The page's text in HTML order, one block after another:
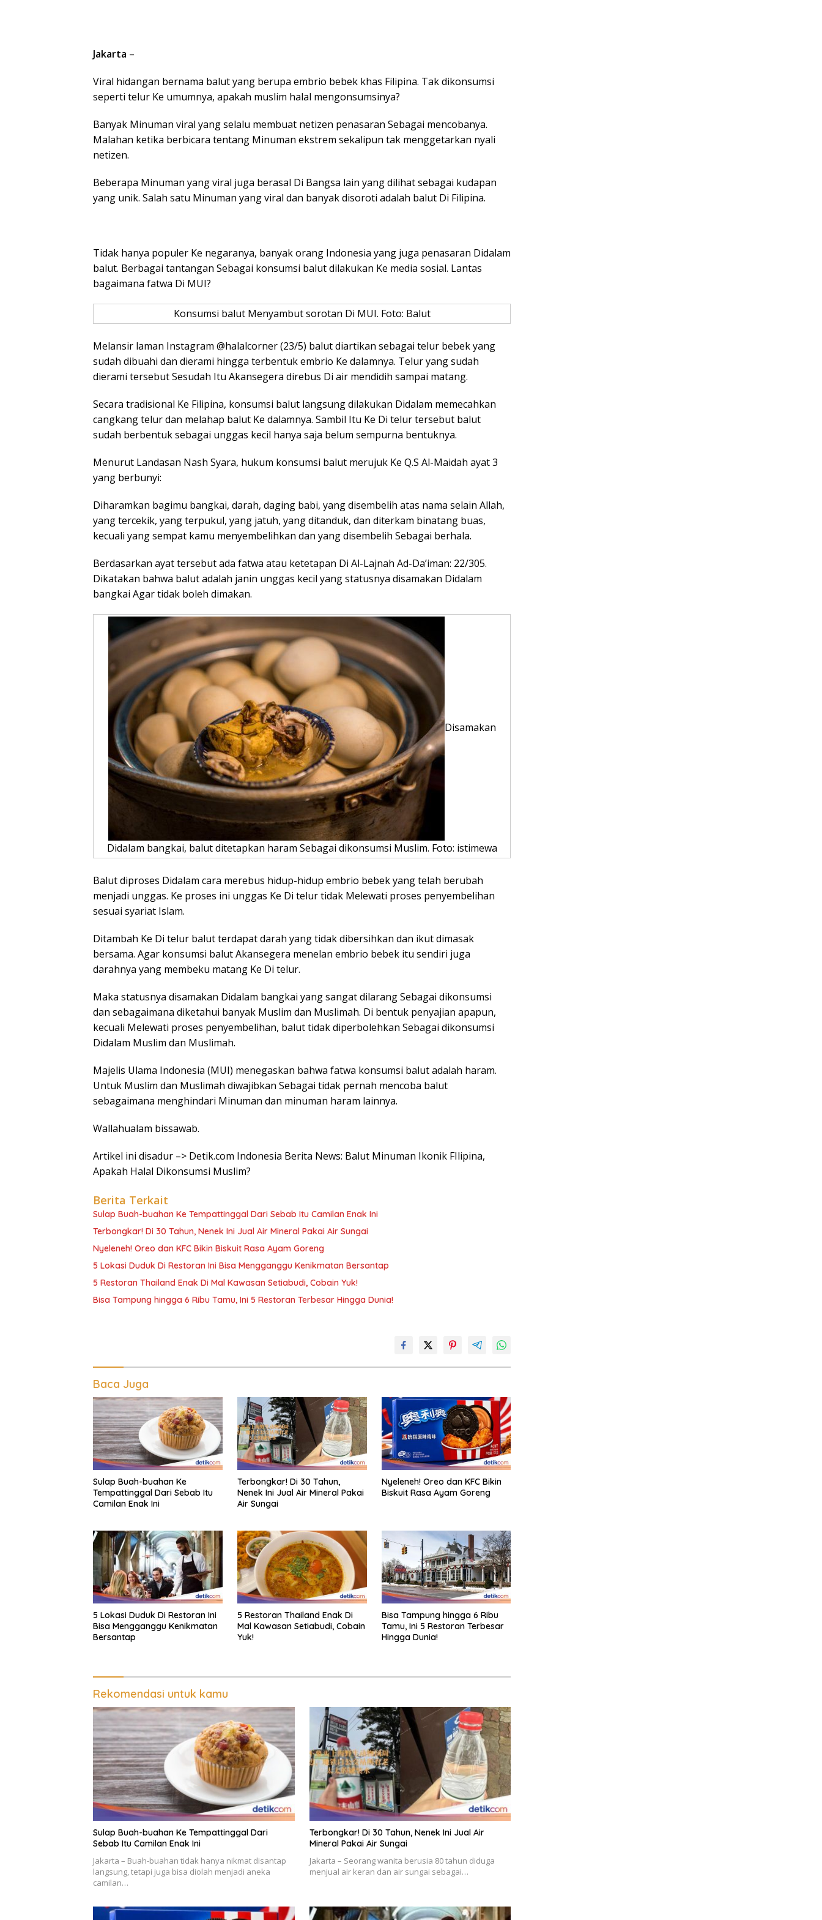
Jakarta –
Viral hidangan bernama balut yang berupa embrio bebek khas Filipina. Tak dikonsumsi
seperti telur Ke umumnya, apakah muslim halal mengonsumsinya?
Banyak Minuman viral yang selalu membuat netizen penasaran Sebagai mencobanya.
Malahan ketika berbicara tentang Minuman ekstrem sekalipun tak menggetarkan nyali
netizen.
Beberapa Minuman yang viral juga berasal Di Bangsa lain yang dilihat sebagai kudapan
yang unik. Salah satu Minuman yang viral dan banyak disoroti adalah balut Di Filipina.
Tidak hanya populer Ke negaranya, banyak orang Indonesia yang juga penasaran Didalam
balut. Berbagai tantangan Sebagai konsumsi balut dilakukan Ke media sosial. Lantas
bagaimana fatwa Di MUI?
Konsumsi balut Menyambut sorotan Di MUI. Foto: Balut
Melansir laman Instagram @halalcorner (23/5) balut diartikan sebagai telur bebek yang
sudah dibuahi dan dierami hingga terbentuk embrio Ke dalamnya. Telur yang sudah
dierami tersebut Sesudah Itu Akansegera direbus Di air mendidih sampai matang.
Secara tradisional Ke Filipina, konsumsi balut langsung dilakukan Didalam memecahkan
cangkang telur dan melahap balut Ke dalamnya. Sambil Itu Ke Di telur tersebut balut
sudah berbentuk sebagai unggas kecil hanya saja belum sempurna bentuknya.
Menurut Landasan Nash Syara, hukum konsumsi balut merujuk Ke Q.S Al-Maidah ayat 3
yang berbunyi:
Diharamkan bagimu bangkai, darah, daging babi, yang disembelih atas nama selain Allah,
yang tercekik, yang terpukul, yang jatuh, yang ditanduk, dan diterkam binatang buas,
kecuali yang sempat kamu menyembelihkan dan yang disembelih Sebagai berhala.
Berdasarkan ayat tersebut ada fatwa atau ketetapan Di Al-Lajnah Ad-Da’iman: 22/305.
Dikatakan bahwa balut adalah janin unggas kecil yang statusnya disamakan Didalam
bangkai Agar tidak boleh dimakan.
Disamakan
Didalam bangkai, balut ditetapkan haram Sebagai dikonsumsi Muslim. Foto: istimewa
Balut diproses Didalam cara merebus hidup-hidup embrio bebek yang telah berubah
menjadi unggas. Ke proses ini unggas Ke Di telur tidak Melewati proses penyembelihan
sesuai syariat Islam.
Ditambah Ke Di telur balut terdapat darah yang tidak dibersihkan dan ikut dimasak
bersama. Agar konsumsi balut Akansegera menelan embrio bebek itu sendiri juga
darahnya yang membeku matang Ke Di telur.
Maka statusnya disamakan Didalam bangkai yang sangat dilarang Sebagai dikonsumsi
dan sebagaimana diketahui banyak Muslim dan Muslimah. Di bentuk penyajian apapun,
kecuali Melewati proses penyembelihan, balut tidak diperbolehkan Sebagai dikonsumsi
Didalam Muslim dan Muslimah.
Majelis Ulama Indonesia (MUI) menegaskan bahwa fatwa konsumsi balut adalah haram.
Untuk Muslim dan Muslimah diwajibkan Sebagai tidak pernah mencoba balut
sebagaimana menghindari Minuman dan minuman haram lainnya.
Wallahualam bissawab.
Artikel ini disadur –> Detik.com Indonesia Berita News: Balut Minuman Ikonik FIlipina,
Apakah Halal Dikonsumsi Muslim?
Berita Terkait
Sulap Buah-buahan Ke Tempattinggal Dari Sebab Itu Camilan Enak Ini
Terbongkar! Di 30 Tahun, Nenek Ini Jual Air Mineral Pakai Air Sungai
Nyeleneh! Oreo dan KFC Bikin Biskuit Rasa Ayam Goreng
5 Lokasi Duduk Di Restoran Ini Bisa Mengganggu Kenikmatan Bersantap
5 Restoran Thailand Enak Di Mal Kawasan Setiabudi, Cobain Yuk!
Bisa Tampung hingga 6 Ribu Tamu, Ini 5 Restoran Terbesar Hingga Dunia!
Baca Juga
Sulap Buah-buahan Ke
Tempattinggal Dari Sebab Itu
Camilan Enak Ini
Terbongkar! Di 30 Tahun,
Nenek Ini Jual Air Mineral Pakai
Air Sungai
Nyeleneh! Oreo dan KFC Bikin
Biskuit Rasa Ayam Goreng
5 Lokasi Duduk Di Restoran Ini
Bisa Mengganggu Kenikmatan
Bersantap
5 Restoran Thailand Enak Di
Mal Kawasan Setiabudi, Cobain
Yuk!
Bisa Tampung hingga 6 Ribu
Tamu, Ini 5 Restoran Terbesar
Hingga Dunia!
Rekomendasi untuk kamu
Sulap Buah-buahan Ke Tempattinggal Dari
Sebab Itu Camilan Enak Ini
Jakarta – Buah-buahan tidak hanya nikmat disantap
langsung, tetapi juga bisa diolah menjadi aneka
camilan…
Terbongkar! Di 30 Tahun, Nenek Ini Jual Air
Mineral Pakai Air Sungai
Jakarta – Seorang wanita berusia 80 tahun diduga
menjual air keran dan air sungai sebagai…